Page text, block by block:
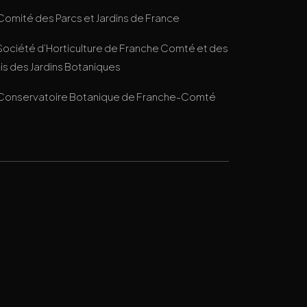
des Parcs et Jardins de France
d’Horticulture de Franche Comté et des
des Jardins Botaniques
Botanique de Franche-Comté